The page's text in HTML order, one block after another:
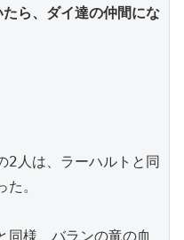
ら、ダイ達の仲間にな
2人は、ラーハルトと同
。
同様、バランの竜の血